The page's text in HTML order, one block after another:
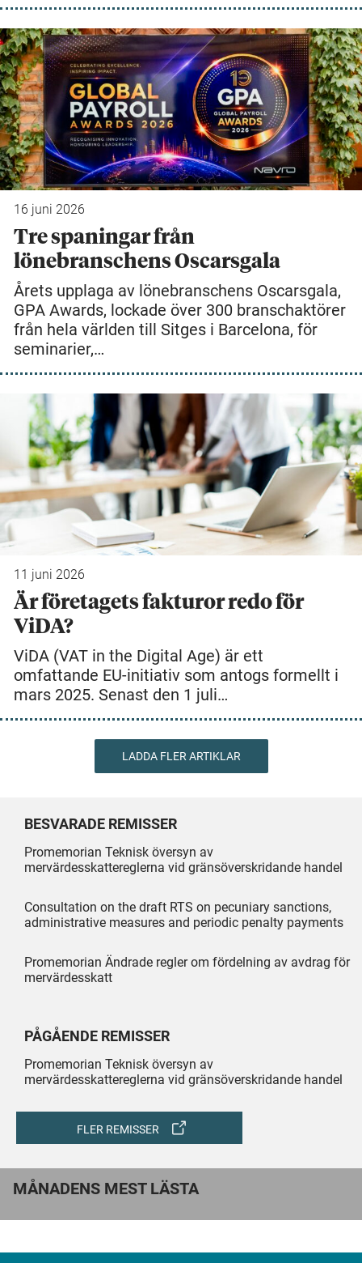
16 juni 2026
Tre spaningar från
lönebranschens Oscarsgala
Årets upplaga av lönebranschens Oscarsgala,
GPA Awards, lockade över 300 branschaktörer
från hela världen till Sitges i Barcelona, för
seminarier,…
11 juni 2026
Är företagets fakturor redo för
ViDA?
ViDA (VAT in the Digital Age) är ett
omfattande EU-initiativ som antogs formellt i
mars 2025. Senast den 1 juli…
LADDA FLER ARTIKLAR
BESVARADE REMISSER
Promemorian Teknisk översyn av
mervärdesskattereglerna vid gränsöverskridande handel
Consultation on the draft RTS on pecuniary sanctions,
administrative measures and periodic penalty payments
Promemorian Ändrade regler om fördelning av avdrag för
mervärdesskatt
PÅGÅENDE REMISSER
Promemorian Teknisk översyn av
mervärdesskattereglerna vid gränsöverskridande handel
FLER REMISSER
MÅNADENS MEST LÄSTA